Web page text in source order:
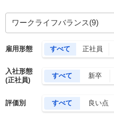
雇用形態 すべて 正社員
入社形態
(正社員)
すべて 新卒
評価別 すべて 良い点